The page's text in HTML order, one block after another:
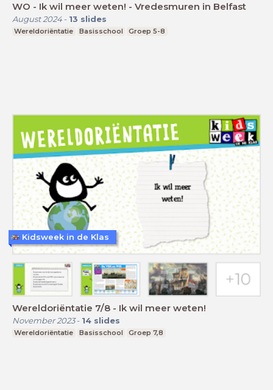
WO - Ik wil meer weten! - Vredesmuren in Belfast
August 2024- 13 slides
Wereldoriëntatie Basisschool Groep 5-8
Wereldoriëntatie 7/8 - Ik wil meer weten!
November 2023- 14 slides
Wereldoriëntatie Basisschool Groep 7,8
Kidsweek in de Klas